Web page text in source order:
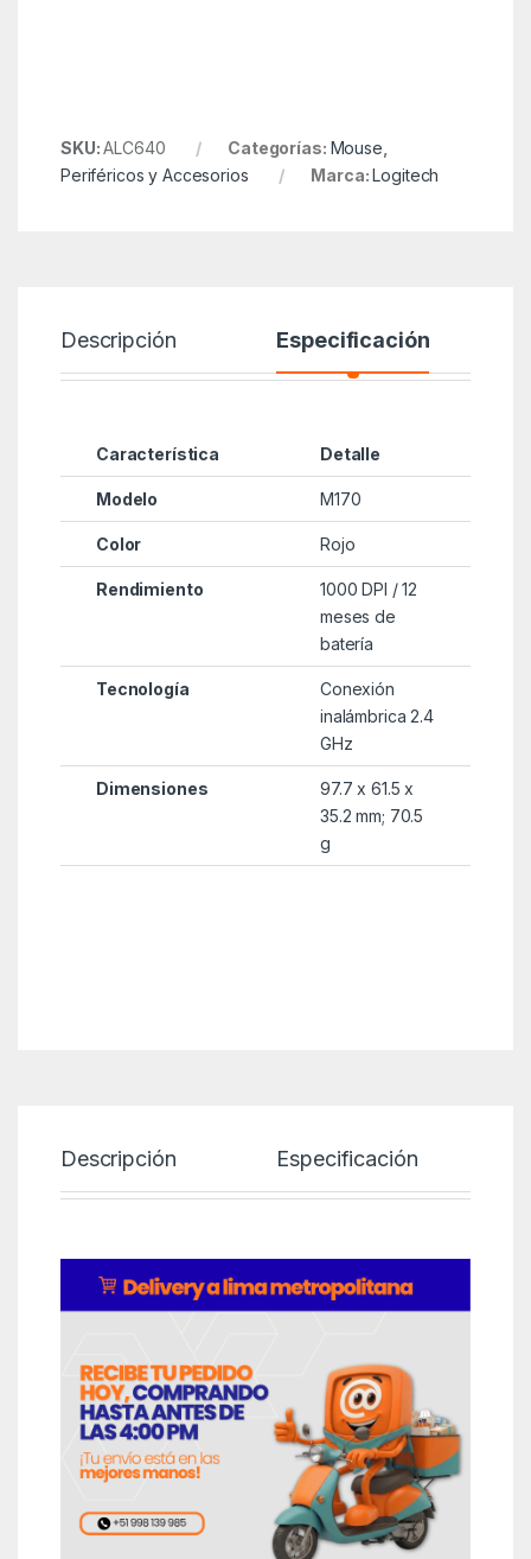
SKU:ALC640 Categorías: Mouse
Periféricos y Accesorios
Marca:Logitech
Descripción Especificación
Característica Detalle
Modelo M170
Color Rojo
Rendimiento
1000 DPI / 12
meses de
batería
Tecnología
Conexión
inalámbrica 2.4
GHz
Dimensiones
97.7 x 61.5 x
35.2 mm; 70.5
g
Descripción Especificación